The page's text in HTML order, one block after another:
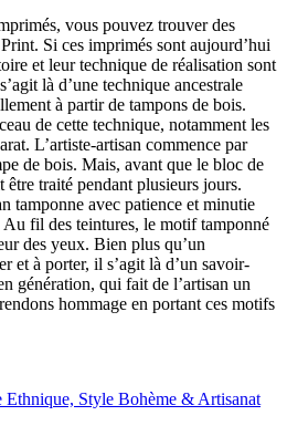
vous pouvez trouver des
Si ces imprimés sont aujourd’hui
et leur technique de réalisation sont
là d’une technique ancestrale
à partir de tampons de bois.
de cette technique, notamment les
L’artiste-artisan commence par
de bois. Mais, avant que le bloc de
être traité pendant plusieurs jours.
tamponne avec patience et minutie
Au fil des teintures, le motif tamponné
des yeux. Bien plus qu’un
et à porter, il s’agit là d’un savoir-
génération, qui fait de l’artisan un
hommage en portant ces motifs
Style Bohème & Artisanat